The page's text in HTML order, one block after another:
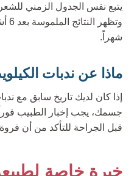
شهراً.
ماذا عن ندبات
إذا كان لديك تاريخ سابق مع
جسمك، يجب إخبار الطبيب
قبل الجراحة للتأكد من أن
خبرة خاصة